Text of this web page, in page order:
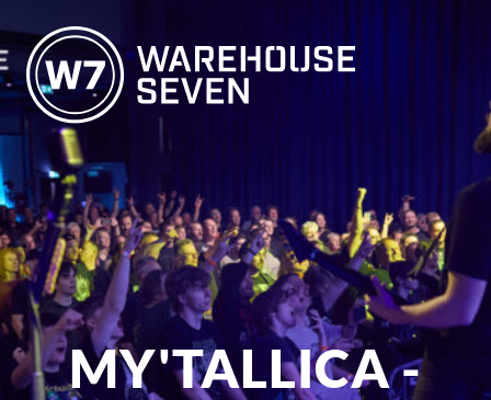
MY'TALLICA -